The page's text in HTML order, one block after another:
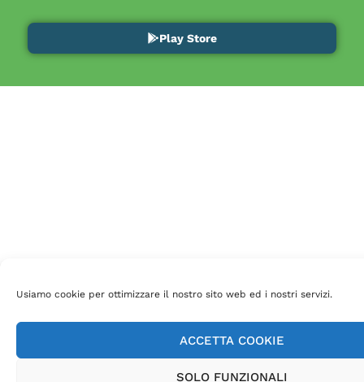
Usiamo cookie per ottimizzare il nostro sito web ed i nostri servizi.
ACCETTA COOKIE
SOLO FUNZIONALI
Play Store